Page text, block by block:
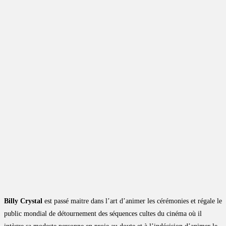
Billy Crystal est passé maitre dans l’art d’animer les cérémonies et régale le
public mondial de détournement des séquences cultes du cinéma où il